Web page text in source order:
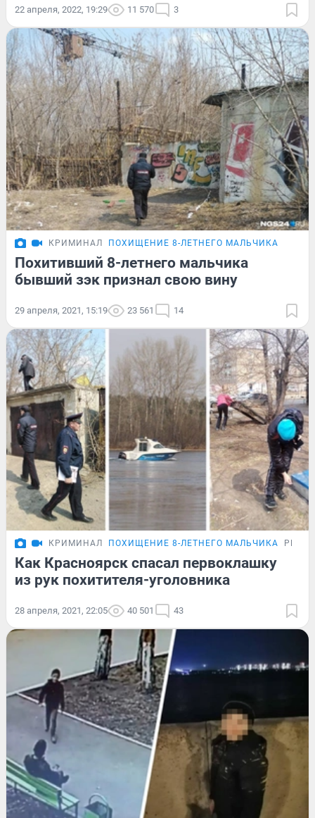
22 апреля, 2022, 19:29 11 570 3
КРИМИНАЛ ПОХИЩЕНИЕ 8-ЛЕТНЕГО МАЛЬЧИКА
Похитивший 8-летнего мальчика
бывший зэк признал свою вину
29 апреля, 2021, 15:19 23 561 14
КРИМИНАЛ ПОХИЩЕНИЕ 8-ЛЕТНЕГО МАЛЬЧИКА
Как Красноярск спасал первоклашку
из рук похитителя-уголовника
28 апреля, 2021, 22:05 40 501 43